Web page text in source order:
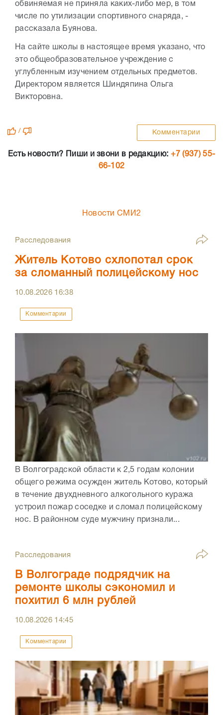
обвиняемая не приняла каких-либо мер, в том
числе по утилизации спортивного снаряда, -
рассказала Буянова.
На сайте школы в настоящее время указано, что
это общеобразовательное учреждение с
углубленным изучением отдельных предметов.
Директором является Шиндяпина Ольга
Викторовна.
/ Комментарии
Есть новости? Пиши и звони в редакцию: +7 (937) 55-
66-102
Новости СМИ2
Расследования
Житель Котово схлопотал срок
за сломанный полицейскому нос
10.08.2026 16:38
Комментарии
В Волгоградской области к 2,5 годам колонии
общего режима осужден житель Котово, который
в течение двухдневного алкогольного куража
устроил пожар соседке и сломал полицейскому
нос. В районном суде мужчину признали...
Расследования
В Волгограде подрядчик на
ремонте школы сэкономил и
похитил 6 млн рублей
10.08.2026 14:45
Комментарии